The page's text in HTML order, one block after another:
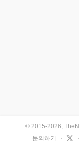
© 2015-2026,
문의하기
· ·